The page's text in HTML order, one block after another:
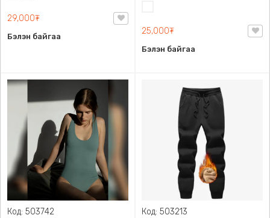
29,000₮
Бэлэн байгаа
25,000₮
Бэлэн байгаа
Код: 503742
Код: 503213